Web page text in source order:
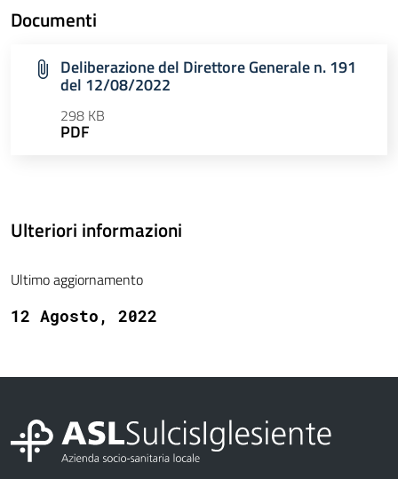
Documenti
Deliberazione del Direttore Generale n. 191
del 12/08/2022
298 KB
PDF
Ulteriori informazioni
Ultimo aggiornamento
12 Agosto, 2022